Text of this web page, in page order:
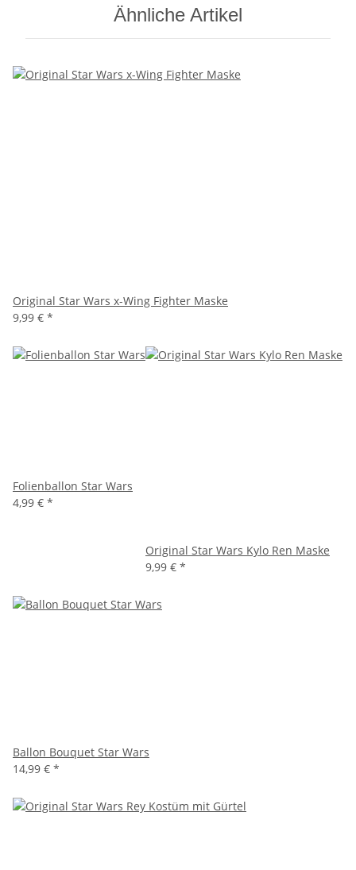
Ähnliche Artikel
Original Star Wars x-Wing Fighter Maske
9,99 € *
Folienballon Star Wars
4,99 € *
Original Star Wars Kylo Ren Maske
9,99 € *
Ballon Bouquet Star Wars
14,99 € *